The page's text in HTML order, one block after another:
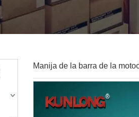
Manija de la barra de la